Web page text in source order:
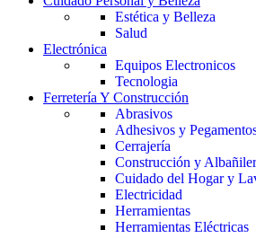
Estética y Belleza
Salud
Electrónica
Equipos Electronicos
Tecnologia
Ferretería Y Construcción
Abrasivos
Adhesivos y
Cerrajería
Construcción y
Cuidado del Hogar y
Electricidad
Herramientas
Herramientas Eléctricas